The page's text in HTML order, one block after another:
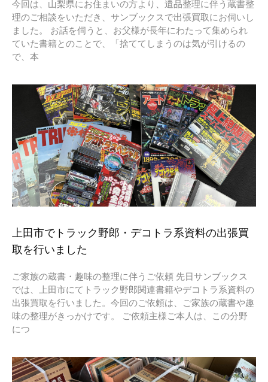
今回は、山梨県にお住まいの方より、遺品整理に伴う蔵書整
理のご相談をいただき、サンブックスで出張買取にお伺いし
ました。 お話を伺うと、お父様が長年にわたって集められ
ていた書籍とのことで、「捨ててしまうのは気が引けるの
で、本
上田市でトラック野郎・デコトラ系資料の出張買
取を行いました
ご家族の蔵書・趣味の整理に伴うご依頼 先日サンブックス
では、上田市にてトラック野郎関連書籍やデコトラ系資料の
出張買取を行いました。今回のご依頼は、ご家族の蔵書や趣
味の整理がきっかけです。 ご依頼主様ご本人は、この分野
につ